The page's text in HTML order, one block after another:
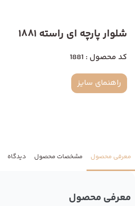
شلوار پارچه ای راسته 1881
کد محصول : 1881
راهنمای سایز
معرفی محصول مشخصات محصول دیدگاه
معرفی محصول